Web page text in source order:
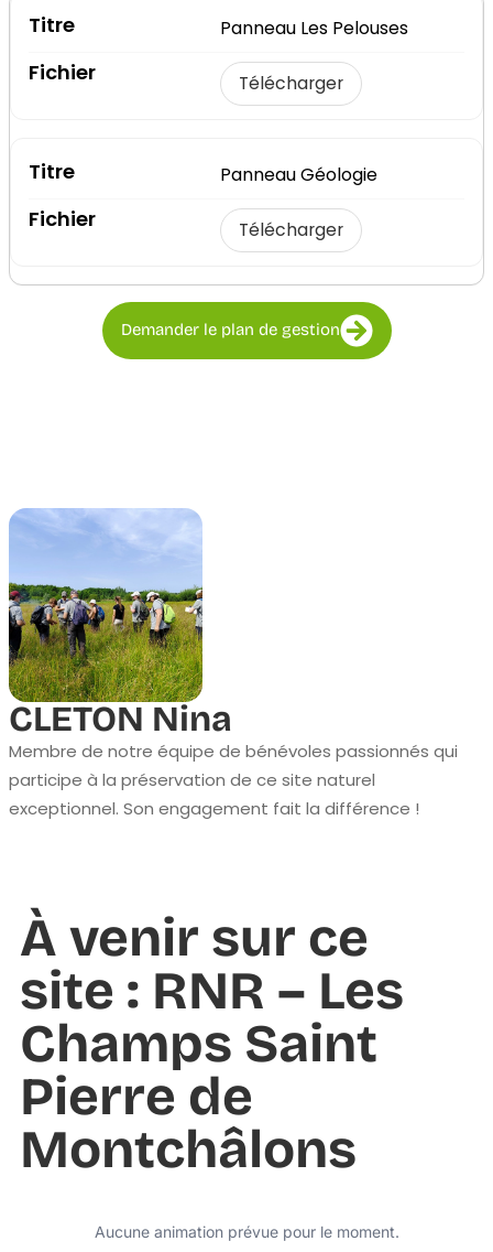
Panneau Les Pelouses
Télécharger
Panneau Géologie
Télécharger
Demander le plan de gestion
CLETON Nina
Membre de notre équipe de bénévoles passionnés qui
participe à la préservation de ce site naturel
exceptionnel. Son engagement fait la différence !
À venir sur ce
site : RNR – Les
Champs Saint
Pierre de
Montchâlons
Aucune animation prévue pour le moment.